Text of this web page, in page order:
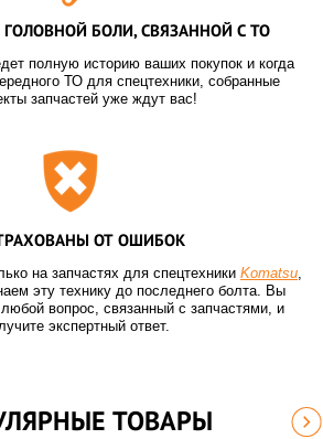
БОЛИ, СВЯЗАННОЙ С ТО
полную историю ваших покупок и когда
ТО для спецтехники, собранные
запчастей уже ждут вас!
ОТ ОШИБОК
на запчастях для спецтехники Komatsu,
эту технику до последнего болта. Вы
вопрос, связанный с запчастями, и
экспертный ответ.
ТОВАРЫ